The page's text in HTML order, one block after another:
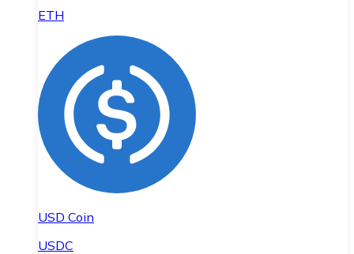
ETH
USD Coin
USDC